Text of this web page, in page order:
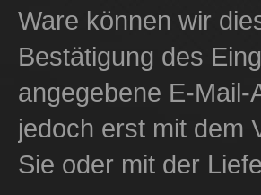
Ware können wir
Bestätigung des
angegebene E-
jedoch erst mit dem
Sie oder mit der